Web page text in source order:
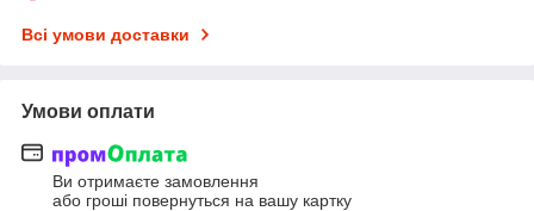
Всі умови доставки
Умови оплати
Ви отримаєте замовлення
або гроші повернуться на вашу картку